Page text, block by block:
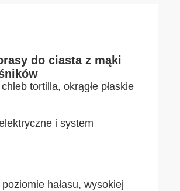
do ciasta z mąki
tortilla, okrągłe płaskie
i system
hałasu, wysokiej